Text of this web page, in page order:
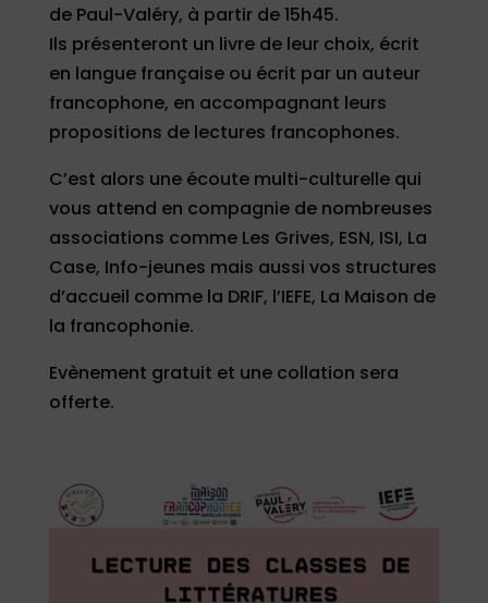
de Paul-Valéry, à partir de 15h45.
Ils présenteront un livre de leur choix, écrit
en langue française ou écrit par un auteur
francophone, en accompagnant leurs
propositions de lectures francophones.
C’est alors une écoute multi-culturelle qui
vous attend en compagnie de nombreuses
associations comme Les Grives, ESN, ISI, La
Case, Info-jeunes mais aussi vos structures
d’accueil comme la DRIF, l’IEFE, La Maison de
la francophonie.
Evènement gratuit et une collation sera
offerte.